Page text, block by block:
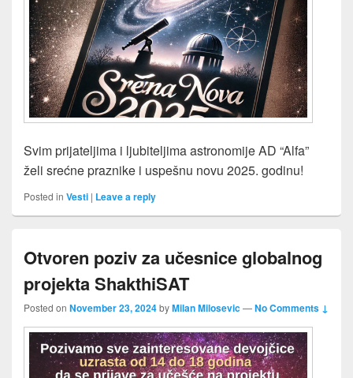
Svim prijateljima i ljubiteljima astronomije AD “Alfa”
želi srećne praznike i uspešnu novu 2025. godinu!
Posted in Vesti | Leave a reply
Otvoren poziv za učesnice globalnog
projekta ShakthiSAT
Posted on November 23, 2024byMilan Milosevic—No Comments ↓